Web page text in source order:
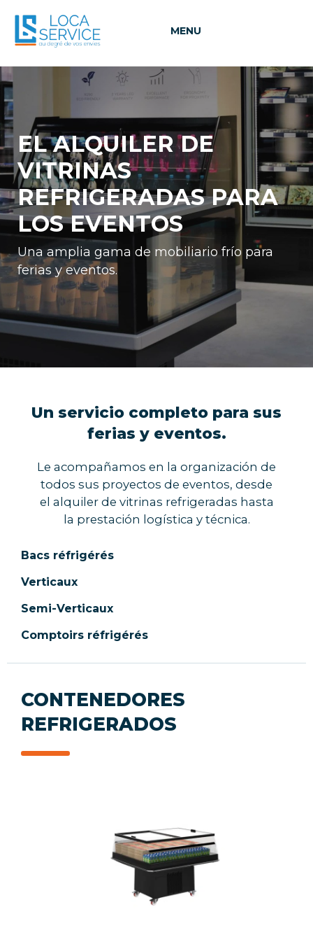
MENU
EL ALQUILER DE
VITRINAS
REFRIGERADAS PARA
LOS EVENTOS
Una amplia gama de mobiliario frío para
ferias y eventos.
Un servicio completo para sus
ferias y eventos.
Le acompañamos en la organización de
todos sus proyectos de eventos, desde
el alquiler de vitrinas refrigeradas hasta
la prestación logística y técnica.
Bacs réfrigérés
Verticaux
Semi-Verticaux
Comptoirs réfrigérés
CONTENEDORES
REFRIGERADOS